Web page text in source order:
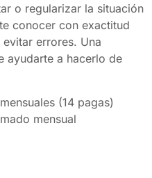
o regularizar la situación
conocer con exactitud
errores. Una
ayudarte a hacerlo de
(14 pagas)
mensual